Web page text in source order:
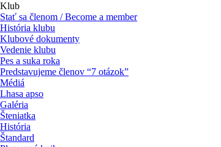
Klub
Stať sa členom / Become a member
História klubu
Klubové dokumenty
Vedenie klubu
Pes a suka roka
Predstavujeme členov “7 otázok”
Médiá
Lhasa apso
Galéria
Šteniatka
História
Štandard